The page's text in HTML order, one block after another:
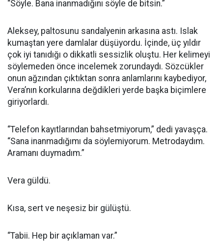
“Söyle. Bana inanmadığını söyle de bitsin.”
Aleksey, paltosunu sandalyenin arkasına astı. Islak
kumaştan yere damlalar düşüyordu. İçinde, üç yıldır
çok iyi tanıdığı o dikkatli sessizlik oluştu. Her kelimeyi
söylemeden önce incelemek zorundaydı. Sözcükler
onun ağzından çıktıktan sonra anlamlarını kaybediyor,
Vera’nın korkularına değdikleri yerde başka biçimlere
giriyorlardı.
“Telefon kayıtlarından bahsetmiyorum,” dedi yavaşça.
“Sana inanmadığımı da söylemiyorum. Metrodaydım.
Aramanı duymadım.”
Vera güldü.
Kısa, sert ve neşesiz bir gülüştü.
“Tabii. Hep bir açıklaman var.”